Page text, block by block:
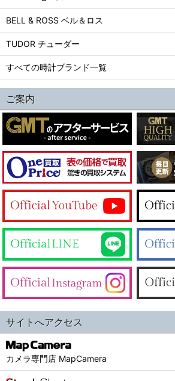
BELL & ROSS ベル＆ロス
TUDOR チューダー
すべての時計ブランド一覧
ご案内
サイトへアクセス
カメラ専門店 MapCamera